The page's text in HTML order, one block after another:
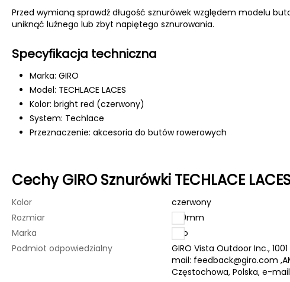
Przed wymianą sprawdź długość sznurówek względem modelu
uniknąć luźnego lub zbyt napiętego sznurowania.
Specyfikacja techniczna
Marka: GIRO
Model: TECHLACE LACES
Kolor: bright red (czerwony)
System: Techlace
Przeznaczenie: akcesoria do butów rowerowych
Cechy GIRO Sznurówki TECHLACE
Kolor
czerwony
Rozmiar
250mm
Marka
Giro
Podmiot odpowiedzialny
GIRO Vista Outdoor Inc.,
mail: feedback@giro.com
Częstochowa, Polska, e-